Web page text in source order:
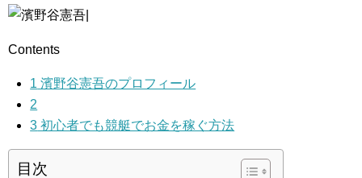
Contents
1 濱野谷憲吾のプロフィール
2
3 初心者でも競艇でお金を稼ぐ方法
目次